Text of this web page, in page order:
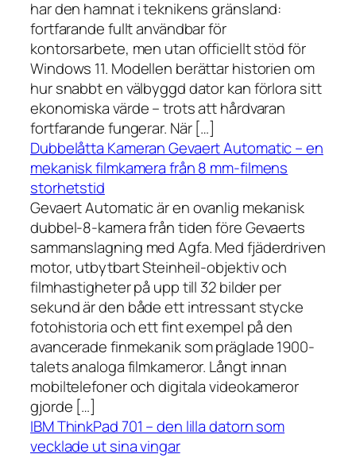
har den hamnat i teknikens gränsland:
fortfarande fullt användbar för
kontorsarbete, men utan officiellt stöd för
Windows 11. Modellen berättar historien om
hur snabbt en välbyggd dator kan förlora sitt
ekonomiska värde – trots att hårdvaran
fortfarande fungerar. När […]
Dubbelåtta Kameran Gevaert Automatic – en
mekanisk filmkamera från 8 mm-filmens
storhetstid
Gevaert Automatic är en ovanlig mekanisk
dubbel-8-kamera från tiden före Gevaerts
sammanslagning med Agfa. Med fjäderdriven
motor, utbytbart Steinheil-objektiv och
filmhastigheter på upp till 32 bilder per
sekund är den både ett intressant stycke
fotohistoria och ett fint exempel på den
avancerade finmekanik som präglade 1900-
talets analoga filmkameror. Långt innan
mobiltelefoner och digitala videokameror
gjorde […]
IBM ThinkPad 701 – den lilla datorn som
vecklade ut sina vingar